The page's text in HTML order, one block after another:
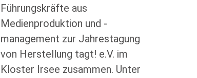
Führungskräfte aus
Medienproduktion und -
management zur Jahrestagung
von Herstellung tagt! e.V. im
Kloster Irsee zusammen. Unter